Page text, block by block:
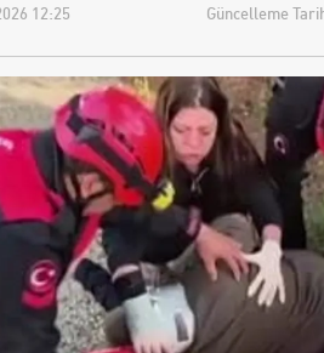
12:25 Güncelleme